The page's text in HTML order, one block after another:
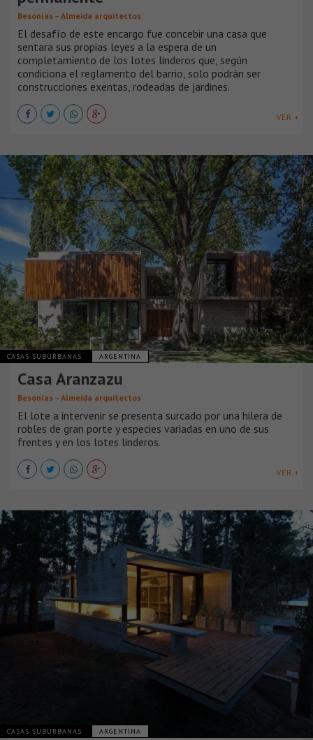
Besonías – Almeida arquitectos
El desafío de este encargo fue concebir una casa que
sentara sus propias leyes a la espera de un
completamiento de los lotes linderos que, según
condiciona el reglamento del barrio, solo podrán ser
construcciones exentas, rodeadas de jardines.
VER +
CASAS SUBURBANAS ARGENTINA
Casa Aranzazu
Besonías – Almeida arquitectos
El lote a intervenir se presenta surcado por una hilera de
robles de gran porte y especies variadas en uno de sus
frentes y en los lotes linderos.
VER +
CASAS SUBURBANAS ARGENTINA